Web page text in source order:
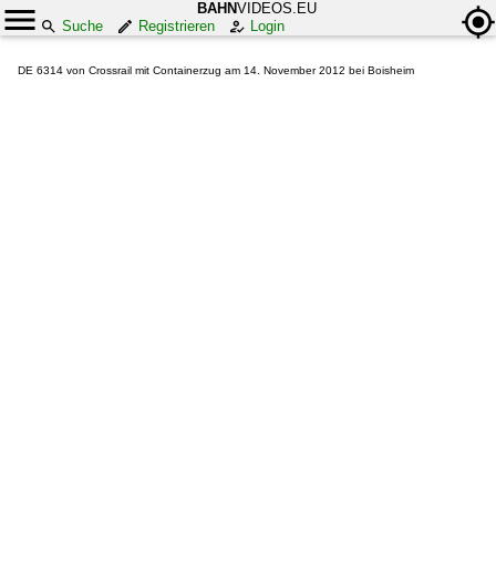
BAHNVIDEOS.EU
Suche
Registrieren Login
DE 6314 von Crossrail mit Containerzug am 14. November 2012 bei Boisheim